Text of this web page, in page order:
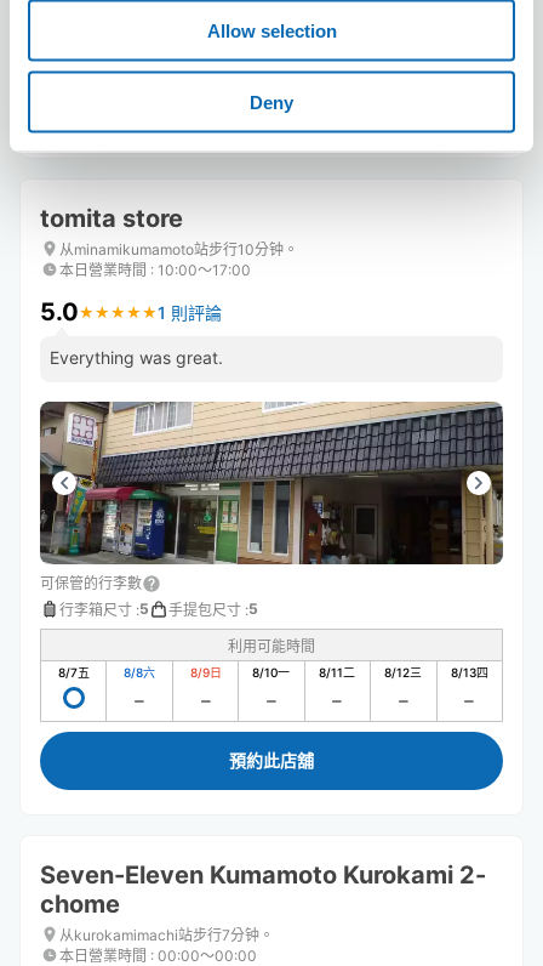
Allow selection
Deny
預約此店舖
tomita store
从minamikumamoto站步行10分钟。
本日營業時間 : 10:00〜17:00
5.0★ ★ ★ ★ ★
★ ★ ★ ★ ★1 則評論
Everything was great.
可保管的行李數
行李箱尺寸 :5 手提包尺寸 :5
利用可能時間
8/7五 8/8六 8/9日 8/10一 8/11二 8/12三 8/13四
預約此店舖
Seven-Eleven Kumamoto Kurokami 2-
chome
从kurokamimachi站步行7分钟。
本日營業時間 : 00:00〜00:00